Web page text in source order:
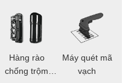
Hàng rào
chống trộm
Máy quét mã
vạch